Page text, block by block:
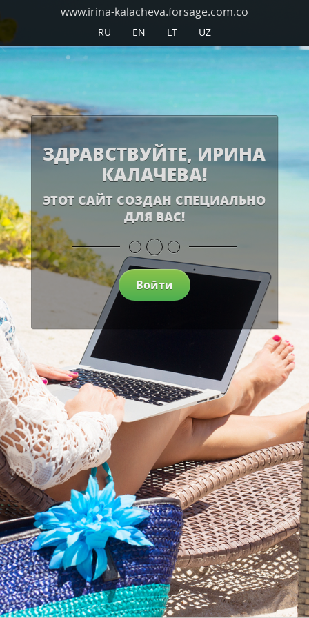
www.irina-kalacheva.forsage.com.co
RU EN LT UZ
ЗДРАВСТВУЙТЕ, ИРИНА
КАЛАЧЕВА!
ЭТОТ САЙТ СОЗДАН СПЕЦИАЛЬНО
ДЛЯ ВАС!